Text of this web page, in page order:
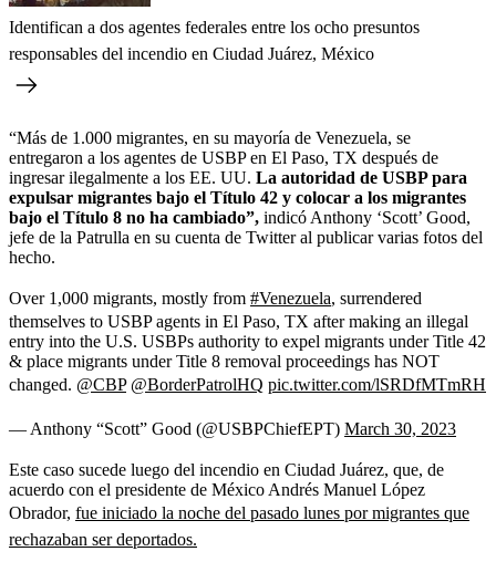
Identifican a dos agentes federales entre los ocho presuntos
responsables del incendio en Ciudad Juárez, México
“Más de 1.000 migrantes, en su mayoría de Venezuela, se
entregaron a los agentes de USBP en El Paso, TX después de
ingresar ilegalmente a los EE. UU. La autoridad de USBP para
expulsar migrantes bajo el Título 42 y colocar a los migrantes
bajo el Título 8 no ha cambiado”, indicó Anthony ‘Scott’ Good,
jefe de la Patrulla en su cuenta de Twitter al publicar varias fotos del
hecho.
Over 1,000 migrants, mostly from #Venezuela, surrendered
themselves to USBP agents in El Paso, TX after making an illegal
entry into the U.S. USBPs authority to expel migrants under Title 42
& place migrants under Title 8 removal proceedings has NOT
changed. @CBP @BorderPatrolHQ pic.twitter.com/lSRDfMTmRH
— Anthony “Scott” Good (@USBPChiefEPT) March 30, 2023
Este caso sucede luego del incendio en Ciudad Juárez, que, de
acuerdo con el presidente de México Andrés Manuel López
Obrador, fue iniciado la noche del pasado lunes por migrantes que
rechazaban ser deportados.